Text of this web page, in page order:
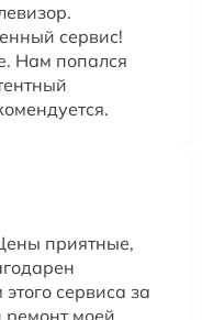
сервис!
Нам попался
приятные,
сервиса за